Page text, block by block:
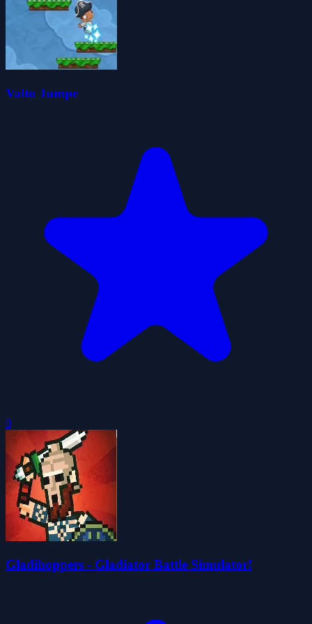
Valto Jumpe
0
Gladihoppers - Gladiator Battle Simulator!